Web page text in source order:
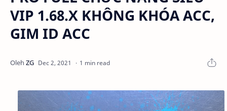
VIP 1.68.X KHÔNG KHÓA ACC,
GIM ID ACC
1 min read